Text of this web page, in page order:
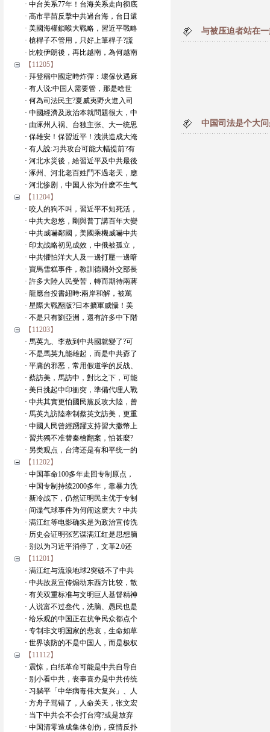
· 中台关系77年！台海关系走向彻底
· 高市早苗反擊中共過台海，台日還
· 美國海權鎖喉大戰略，習近平戰略
· 槍桿子不管用，只好上筆桿子?謊
· 比較伊朗後，再比越南，為何越南
【11205】
· 拜登稱中國定時炸彈：壞傢伙遇麻
· 有人说:中国人需要管，那是啥世
· 何為司法民主?夏威夷野火進入司
· 中國經濟及政治本就問題很大，中
· 由涿州人祸、台独主张、大一统思
· 保雄安！保習近平！洩洪造成大淹
· 有人說:习共攻台可能大幅提前?有
· 河北水災後，給習近平及中共最後
· 涿州、河北老百姓鬥不過老天，應
· 河北惨剧，中国人你为什麽不生气
【11204】
· 咬人的狗不叫，習近平不知死活，
· 中共大忽悠，剛與普丁講百年大變
· 中共威嚇鄰國，美國乘機威嚇中共
· 印太战略初见成效，中俄被孤立，
· 中共懼怕洋大人及一邊打壓一邊暗
· 寶馬雪糕事件，教訓德國外交部長
· 許多大陸人民受苦，轉而期待兩蔣
· 龍應台投書紐時:兩岸和解，被罵
· 星際大戰翻版?日本擴軍威懾！美
· 不是只有劉亞洲，還有許多中下階
【11203】
· 馬英九、李敖到中共國就變了?可
· 不是馬英九能雄起，而是中共孬了
· 平庸的邪恶，常用假道学的反战、
· 蔡訪美，馬訪中，對比之下，可能
· 美日挑起中印衝突，準備代理人戰
· 中共其實更怕國民黨反攻大陸，曾
· 馬英九訪陸牽制蔡英文訪美，更重
· 中國人民曾經踴躍支持習大撒幣上
· 習共獨不准替秦檜翻案，怕甚麼?
· 另类观点，台湾还是有和平统一的
【11202】
· 中国革命100多年走回专制原点，
· 中国专制持续2000多年，靠暴力洗
· 新冷战下，仍然证明民主优于专制
· 间谍气球事件为何闹这麽大？中共
· 满江红等电影确实是为政治宣传洗
· 历史会证明张艺谋满江红是思想脑
· 别以为习近平消停了，文革2.0还
【11201】
· 满江红与流浪地球2突破不了中共
· 中共故意宣传煽动东西方比较，散
· 有关双重标准与文明巨人基督精神
· 人说富不过叁代，洗脑、愚民也是
· 给乐观的中国正在抗争民众都点个
· 专制非文明国家的悲哀，生命如草
· 世界该防的不是中国人，而是极权
【11112】
· 震惊，白纸革命可能是中共自导自
· 别小看中共，丧事喜办是中共传统
· 习躺平「中华病毒伟大复兴」、人
· 方舟子骂错了，人命关天，张文宏
· 当下中共会不会打台湾?或是放弃
· 中国清零造成集体创伤，疫情反扑
与被压迫者站在
中国司法是个大